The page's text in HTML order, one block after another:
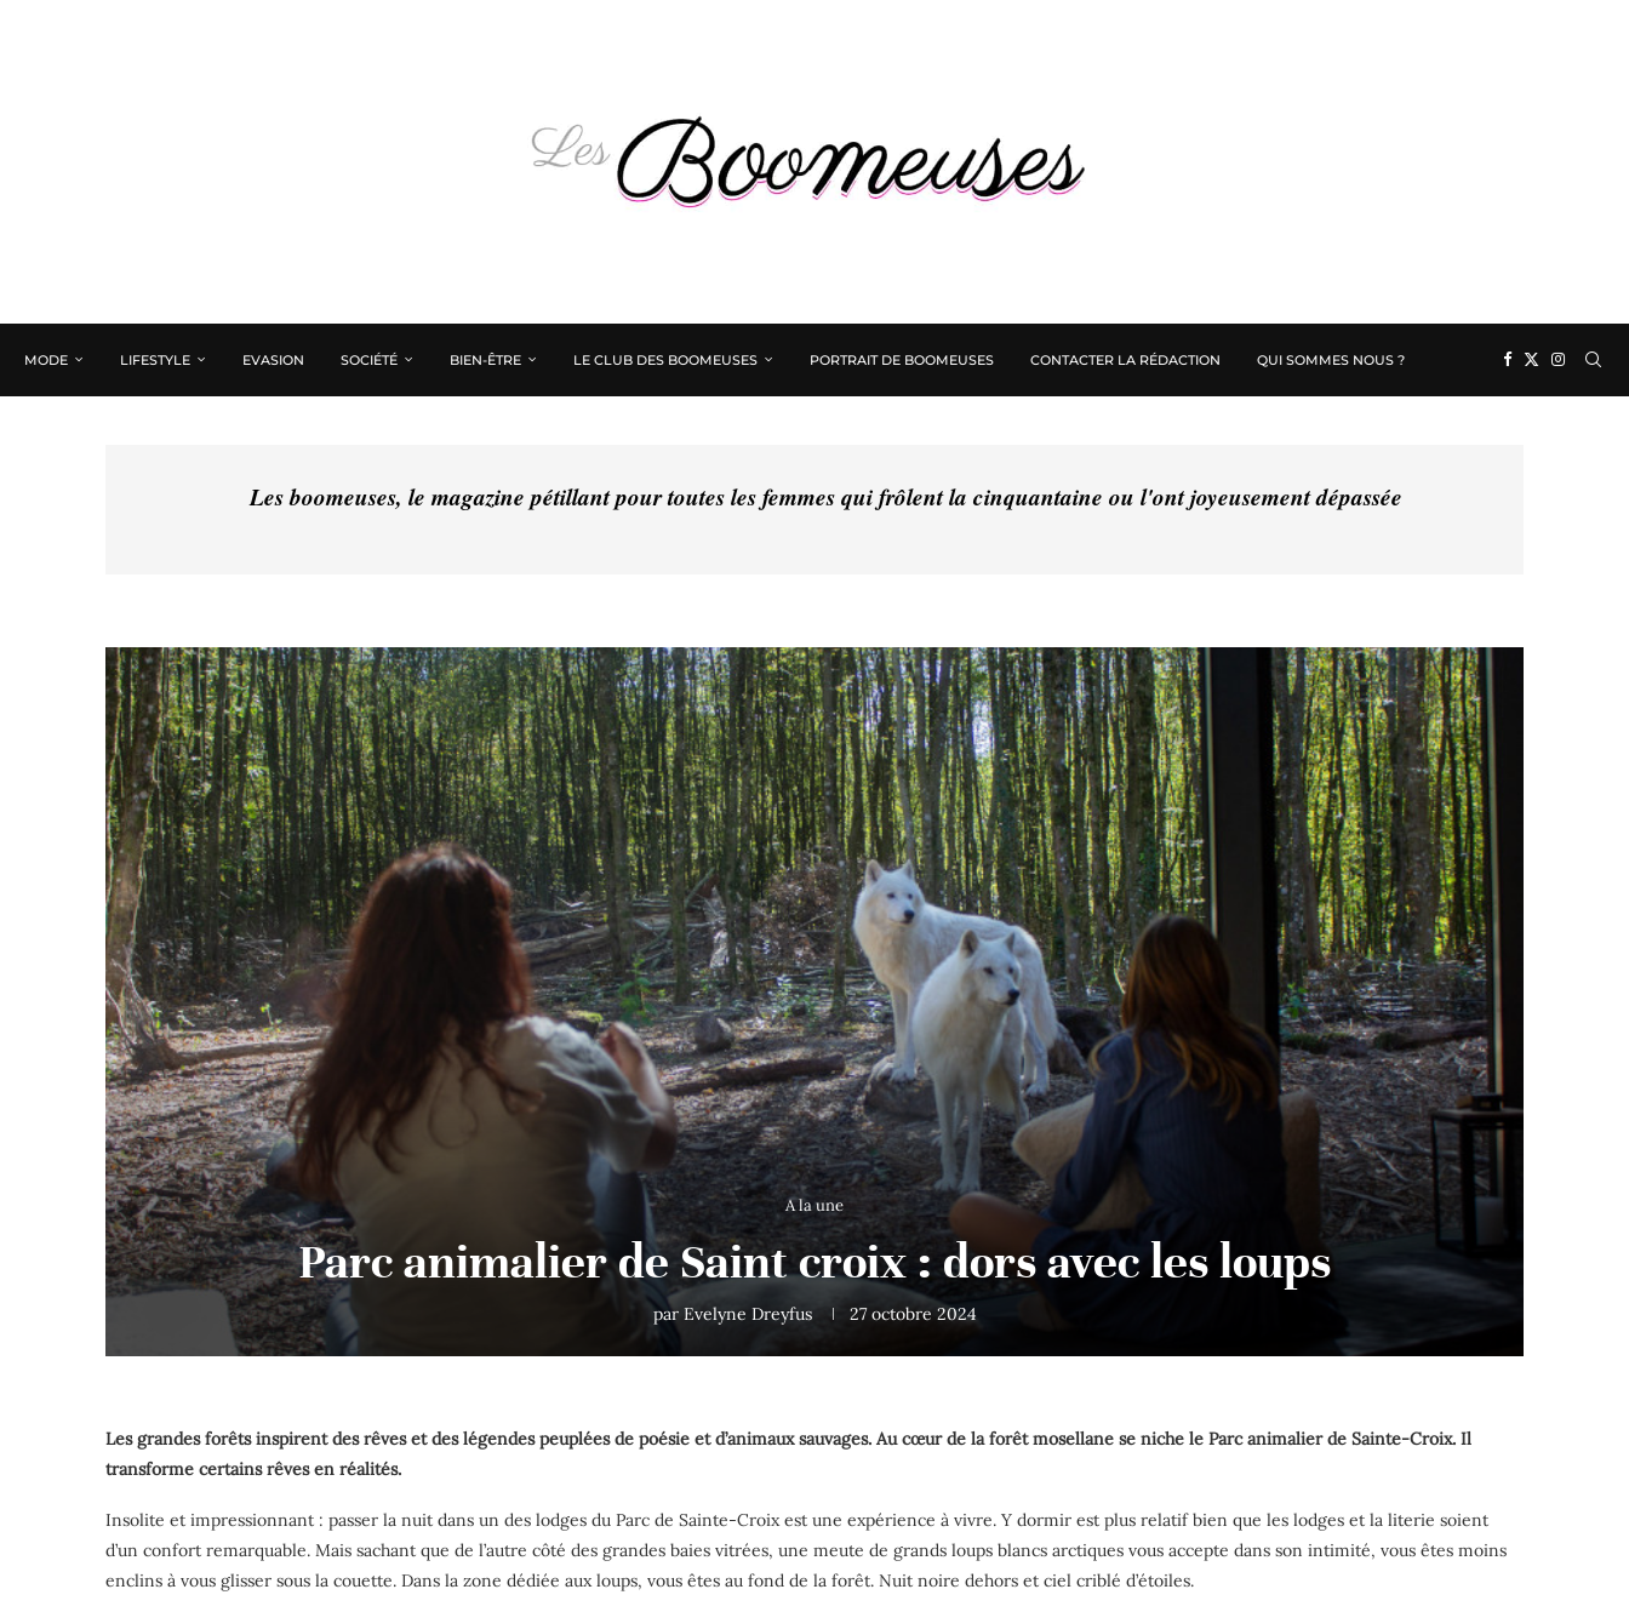
MODE LIFESTYLE EVASION SOCIÉTÉ BIEN-ÊTRE LE CLUB DES BOOMEUSES PORTRAIT DE BOOMEUSES CONTACTER LA RÉDACTION QUI SOMMES NOUS ?
Les boomeuses, le magazine pétillant pour toutes les femmes qui frôlent la cinquantaine ou l'ont joyeusement dépassée
A la une
Parc animalier de Saint croix : dors avec les loups
par Evelyne Dreyfus 27 octobre 2024
Les grandes forêts inspirent des rêves et des légendes peuplées de poésie et d’animaux sauvages. Au cœur de la forêt mosellane se niche le Parc animalier de Sainte-Croix. Il
transforme certains rêves en réalités.
Insolite et impressionnant : passer la nuit dans un des lodges du Parc de Sainte-Croix est une expérience à vivre. Y dormir est plus relatif bien que les lodges et la literie soient
d’un confort remarquable. Mais sachant que de l’autre côté des grandes baies vitrées, une meute de grands loups blancs arctiques vous accepte dans son intimité, vous êtes moins
enclins à vous glisser sous la couette. Dans la zone dédiée aux loups, vous êtes au fond de la forêt. Nuit noire dehors et ciel criblé d’étoiles.